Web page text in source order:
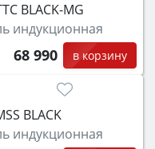
BLACK-MG
индукционная
68 990 в корзину
BLACK
индукционная